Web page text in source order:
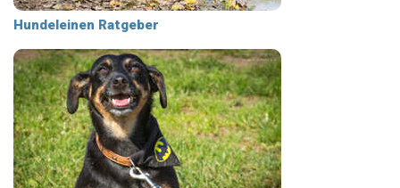
Hundeleinen Ratgeber